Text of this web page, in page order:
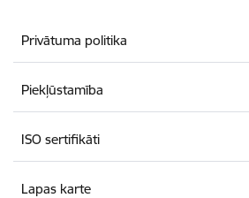
Privātuma politika
Piekļūstamība
ISO sertifikāti
Lapas karte